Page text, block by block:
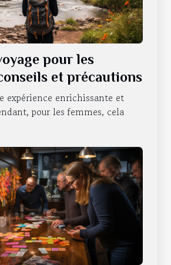
pour les
et précautions
expérience enrichissante et
pour les femmes, cela